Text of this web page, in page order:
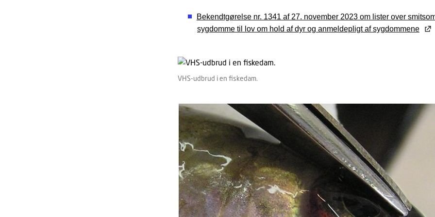
Bekendtgørelse nr. 1341 af 27. november 2023 om lister over
sygdomme til lov om hold af dyr og anmeldepligt af sygdommene
VHS-udbrud i en fiskedam.